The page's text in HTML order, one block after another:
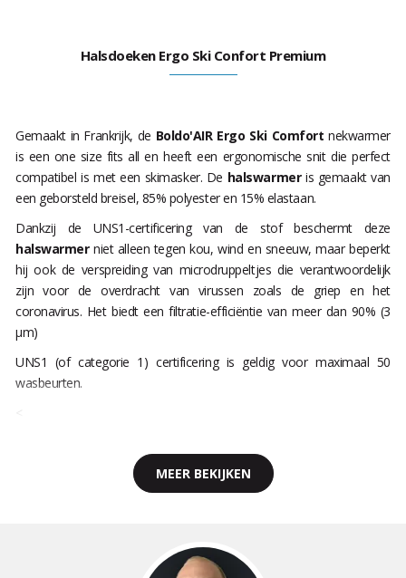
Halsdoeken Ergo Ski Confort Premium
Gemaakt in Frankrijk, de Boldo'AIR Ergo Ski Comfort nekwarmer
is een one size fits all en heeft een ergonomische snit die perfect
compatibel is met een skimasker. De halswarmeris gemaakt van
een geborsteld breisel, 85% polyester en 15% elastaan.
Dankzij de UNS1-certificering van de stof beschermt deze
halswarmerniet alleen tegen kou, wind en sneeuw, maar beperkt
hij ook de verspreiding van microdruppeltjes die verantwoordelijk
zijn voor de overdracht van virussen zoals de griep en het
coronavirus. Het biedt een filtratie-efficiëntie van meer dan 90% (3
μm)
UNS1 (of categorie 1) certificering is geldig voor maximaal 50
wasbeurten.
MEER BEKIJKEN